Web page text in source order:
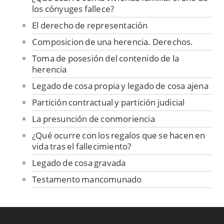
los cónyuges fallece?
El derecho de representación
Composicion de una herencia. Derechos.
Toma de posesión del contenido de la
herencia
Legado de cosa propia y legado de cosa ajena
Partición contractual y partición judicial
La presunción de conmoriencia
¿Qué ocurre con los regalos que se hacen en
vida tras el fallecimiento?
Legado de cosa gravada
Testamento mancomunado